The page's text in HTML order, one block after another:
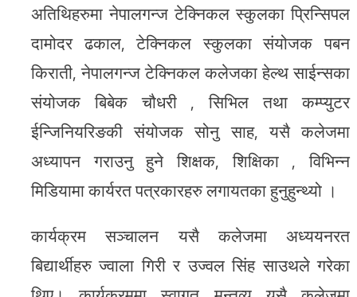
अतिथिहरुमा नेपालगन्ज टेक्निकल स्कुलका प्रिन्सिपल
दामोदर ढकाल, टेक्निकल स्कुलका संयोजक पबन
किराती, नेपालगन्ज टेक्निकल कलेजका हेल्थ साईन्सका
संयोजक बिबेक चौधरी , सिभिल तथा कम्प्युटर
ईन्जिनियरिङकी संयोजक सोनु साह, यसै कलेजमा
अध्यापन गराउनु हुने शिक्षक, शिक्षिका , विभिन्न
मिडियामा कार्यरत पत्रकारहरु लगायतका हुनुहुन्थ्यो ।
कार्यक्रम सञ्चालन यसै कलेजमा अध्ययनरत
बिद्यार्थीहरु ज्वाला गिरी र उज्वल सिंह साउथले गरेका